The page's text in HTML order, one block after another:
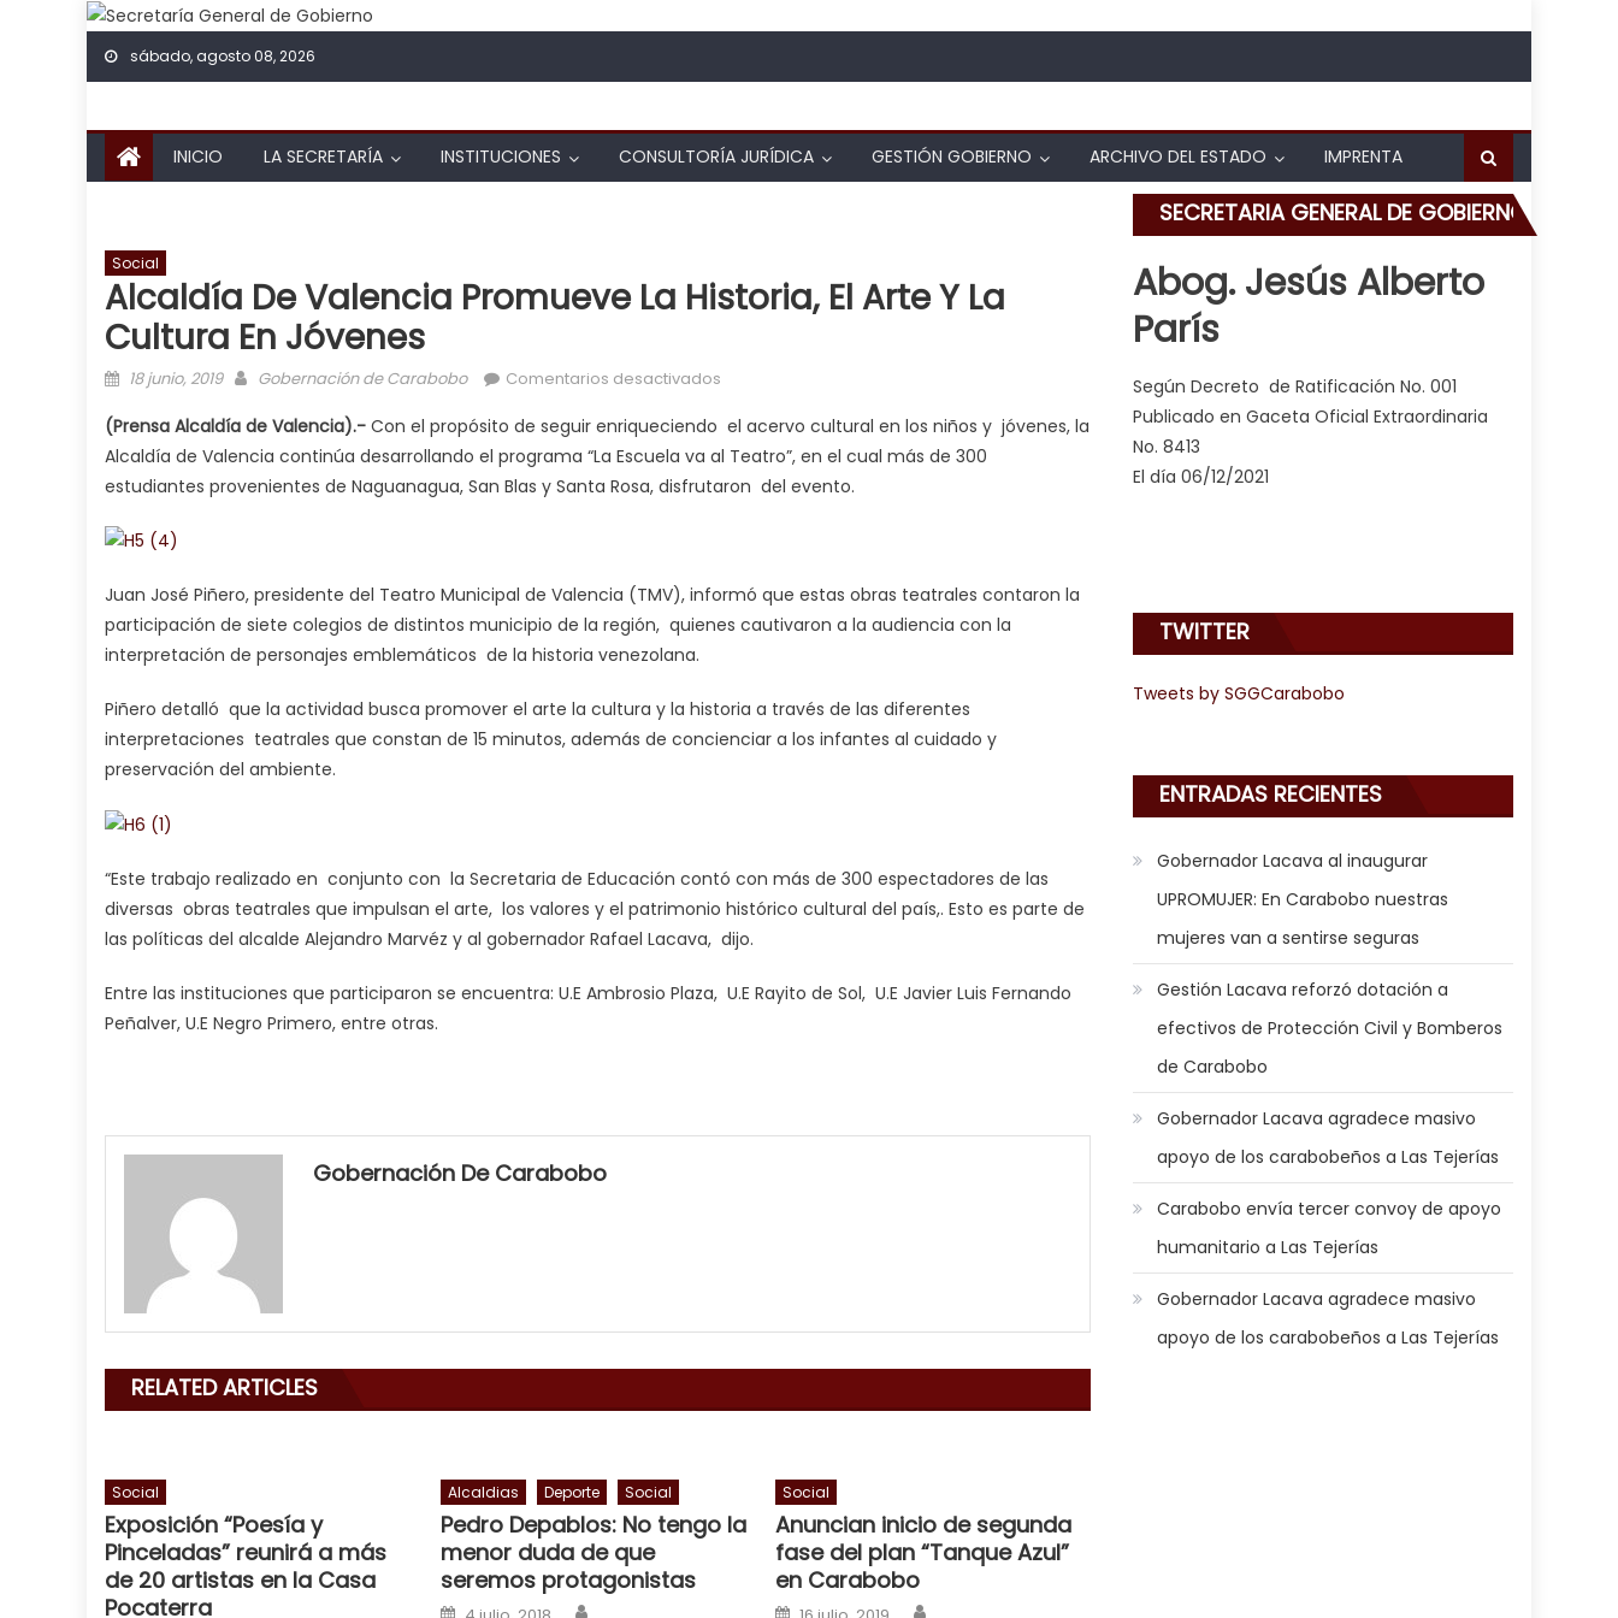
Skip to content
sábado, agosto 08, 2026
INICIO LA SECRETARÍA INSTITUCIONES CONSULTORÍA JURÍDICA GESTIÓN GOBIERNO ARCHIVO DEL ESTADO IMPRENTA
Social
Alcaldía De Valencia Promueve La Historia, El Arte Y La
Cultura En Jóvenes
Posted on
18 junio, 2019 Author
Gobernación de Carabobo Comentarios desactivados en Alcaldía de Valencia promueve la historia, el arte y la cultura en jóvenes
(Prensa Alcaldía de Valencia).- Con el propósito de seguir enriqueciendo el acervo cultural en los niños y jóvenes, la
Alcaldía de Valencia continúa desarrollando el programa “La Escuela va al Teatro”, en el cual más de 300
estudiantes provenientes de Naguanagua, San Blas y Santa Rosa, disfrutaron del evento.
Juan José Piñero, presidente del Teatro Municipal de Valencia (TMV), informó que estas obras teatrales contaron la
participación de siete colegios de distintos municipio de la región, quienes cautivaron a la audiencia con la
interpretación de personajes emblemáticos de la historia venezolana.
Piñero detalló que la actividad busca promover el arte la cultura y la historia a través de las diferentes
interpretaciones teatrales que constan de 15 minutos, además de concienciar a los infantes al cuidado y
preservación del ambiente.
“Este trabajo realizado en conjunto con la Secretaria de Educación contó con más de 300 espectadores de las
diversas obras teatrales que impulsan el arte, los valores y el patrimonio histórico cultural del país,. Esto es parte de
las políticas del alcalde Alejandro Marvéz y al gobernador Rafael Lacava, dijo.
Entre las instituciones que participaron se encuentra: U.E Ambrosio Plaza, U.E Rayito de Sol, U.E Javier Luis Fernando
Peñalver, U.E Negro Primero, entre otras.
my
neighbor
his
cum,
a
cuckold,
nice
milf
in
Gobernación De Carabobo
RELATED ARTICLES
Social
Exposición “Poesía y
Pinceladas” reunirá a más
de 20 artistas en la Casa
Pocaterra
Alcaldias Deporte Social
Pedro Depablos: No tengo la
menor duda de que
seremos protagonistas
Posted on
Social
Anuncian inicio de segunda
fase del plan “Tanque Azul”
en Carabobo
Posted on
SECRETARIA GENERAL DE GOBIERNO
Abog. Jesús Alberto
París
Según Decreto de Ratificación No. 001
Publicado en Gaceta Oficial Extraordinaria
No. 8413
El día 06/12/2021
TWITTER
Tweets by SGGCarabobo
ENTRADAS RECIENTES
Gobernador Lacava al inaugurar
UPROMUJER: En Carabobo nuestras
mujeres van a sentirse seguras
Gestión Lacava reforzó dotación a
efectivos de Protección Civil y Bomberos
de Carabobo
Gobernador Lacava agradece masivo
apoyo de los carabobeños a Las Tejerías
Carabobo envía tercer convoy de apoyo
humanitario a Las Tejerías
Gobernador Lacava agradece masivo
apoyo de los carabobeños a Las Tejerías